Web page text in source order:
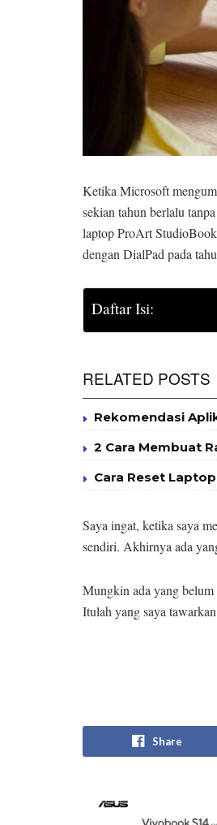
Ketika Microsoft
sekian tahun berlalu
laptop ProArt
dengan DialPad pada
Daftar Isi:
RELATED POSTS
Rekomendasi
2 Cara Membuat
Cara Reset
Saya ingat, ketika saya
sendiri. Akhirnya ada
Mungkin ada yang
Itulah yang saya
Share